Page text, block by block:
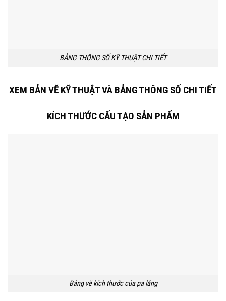
BẢNG THÔNG SỐ KỸ THUẬT CHI TIẾT
XEM BẢN VẼ KỸ THUẬT VÀ BẢNG THÔNG SỐ CHI TIẾT
KÍCH THƯỚC CẤU TẠO SẢN PHẨM
Bảng vẽ kích thước của pa lăng